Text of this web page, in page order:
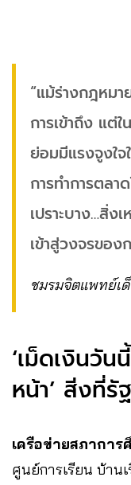
“แม้ร่างกฎหม
การเข้าถึง แต่
ย่อมมีแรงจูงใจ
การทำการตล
เปราะบาง…สิ่ง
เข้าสู่วงจรขอ
ชมรมจิตแพทย์เ
‘เม็ดเงินวั
หน้า’ สิ่งที่รั
เครือข่ายสภาการ
ศูนย์การเรียน บ้านเ